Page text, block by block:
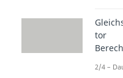
Damit
tor
2/4 –